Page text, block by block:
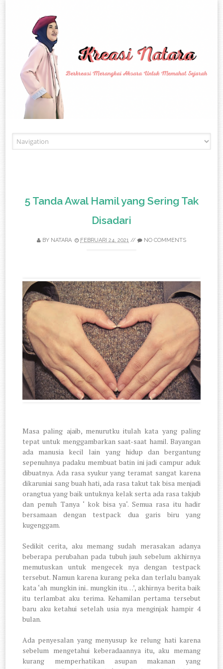
5 Tanda Awal Hamil yang Sering Tak
Disadari
BY NATARA FEBRUARI 24, 2021 // NO COMMENTS
Masa paling ajaib, menurutku itulah kata yang paling
tepat untuk menggambarkan saat-saat hamil. Bayangan
ada manusia kecil lain yang hidup dan bergantung
sepenuhnya padaku membuat batin ini jadi campur aduk
dibuatnya. Ada rasa syukur yang teramat sangat karena
dikaruniai sang buah hati, ada rasa takut tak bisa menjadi
orangtua yang baik untuknya kelak serta ada rasa takjub
dan penuh Tanya ‘ kok bisa ya‘. Semua rasa itu hadir
bersamaan dengan testpack dua garis biru yang
kugenggam.
Sedikit cerita, aku memang sudah merasakan adanya
beberapa perubahan pada tubuh jauh sebelum akhirnya
memutuskan untuk mengecek nya dengan testpack
tersebut. Namun karena kurang peka dan terlalu banyak
kata ‘ah mungkin ini.. mungkin itu…’, akhirnya berita baik
itu terlambat aku terima. Kehamilan pertama tersebut
baru aku ketahui setelah usia nya menginjak hampir 4
bulan.
Ada penyesalan yang menyusup ke relung hati karena
sebelum mengetahui keberadaannya itu, aku memang
kurang memperhatikan asupan makanan yang